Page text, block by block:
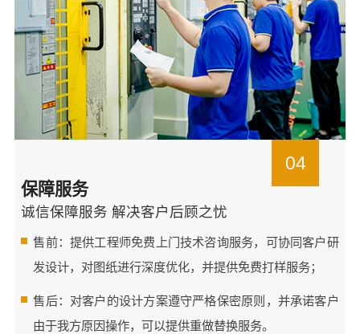
04
保障服务
诚信保障服务 解决客户后顾之忧
售前：提供工程师免费上门技术咨询服务，可协同客户研
发设计，对图纸进行深度优化，并提供免费打样服务；
售后：对客户的设计方案遵守严格保密原则，并承诺客户
由于我方原因操作，可以提供重做替换服务。